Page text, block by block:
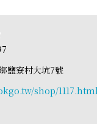
鹽寮村大坑7號
shop/